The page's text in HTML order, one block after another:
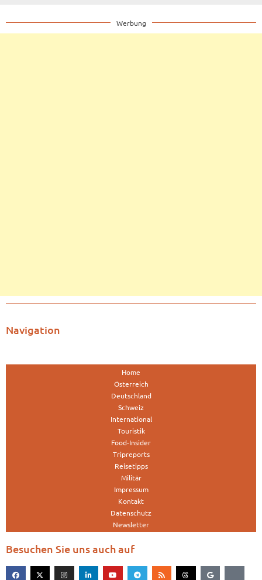
Werbung
Navigation
Home
Österreich
Deutschland
Schweiz
International
Touristik
Food-Insider
Tripreports
Reisetipps
Militär
Impressum
Kontakt
Datenschutz
Newsletter
Besuchen Sie uns auch auf